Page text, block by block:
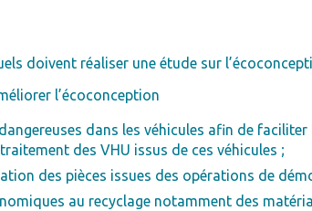
doivent réaliser une étude sur
l’écoconception
dans les véhicules afin de
des VHU issus de ces véhicules ;
des pièces issues des opérations de
au recyclage notamment des